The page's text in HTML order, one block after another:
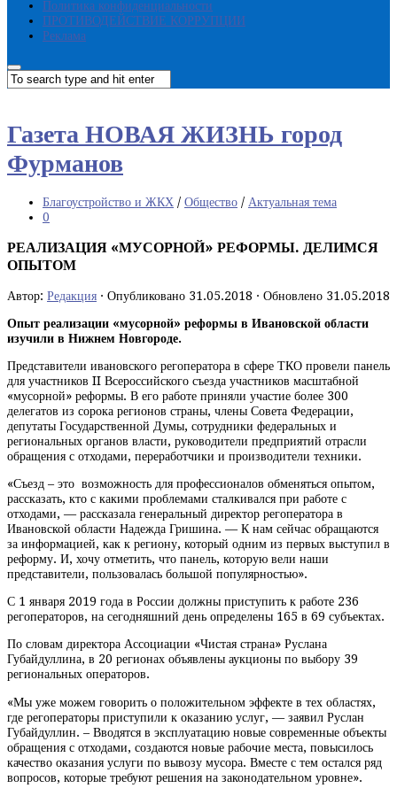
Политика конфиденциальности
ПРОТИВОДЕЙСТВИЕ КОРРУПЦИИ
Реклама
Газета НОВАЯ ЖИЗНЬ город
Фурманов
Благоустройство и ЖКХ / Общество / Актуальная тема
0
РЕАЛИЗАЦИЯ «МУСОРНОЙ» РЕФОРМЫ. ДЕЛИМСЯ
ОПЫТОМ
Автор: Редакция · Опубликовано 31.05.2018 · Обновлено 31.05.2018
Опыт реализации «мусорной» реформы в Ивановской области
изучили в Нижнем Новгороде.
Представители ивановского регоператора в сфере ТКО провели панель
для участников II Всероссийского съезда участников масштабной
«мусорной» реформы. В его работе приняли участие более 300
делегатов из сорока регионов страны, члены Совета Федерации,
депутаты Государственной Думы, сотрудники федеральных и
региональных органов власти, руководители предприятий отрасли
обращения с отходами, переработчики и производители техники.
«Съезд – это возможность для профессионалов обменяться опытом,
рассказать, кто с какими проблемами сталкивался при работе с
отходами, — рассказала генеральный директор регоператора в
Ивановской области Надежда Гришина. — К нам сейчас обращаются
за информацией, как к региону, который одним из первых выступил в
реформу. И, хочу отметить, что панель, которую вели наши
представители, пользовалась большой популярностью».
С 1 января 2019 года в России должны приступить к работе 236
регоператоров, на сегодняшний день определены 165 в 69 субъектах.
По словам директора Ассоциации «Чистая страна» Руслана
Губайдуллина, в 20 регионах объявлены аукционы по выбору 39
региональных операторов.
«Мы уже можем говорить о положительном эффекте в тех областях,
где регоператоры приступили к оказанию услуг, — заявил Руслан
Губайдуллин. – Вводятся в эксплуатацию новые современные объекты
обращения с отходами, создаются новые рабочие места, повысилось
качество оказания услуги по вывозу мусора. Вместе с тем остался ряд
вопросов, которые требуют решения на законодательном уровне».